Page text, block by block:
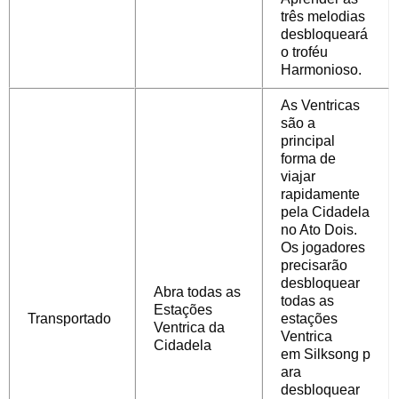
três melodias
desbloqueará
o troféu
Harmonioso.
Transportado
Abra todas as
Estações
Ventrica da
Cidadela
As Ventricas
são a
principal
forma de
viajar
rapidamente
pela Cidadela
no Ato Dois.
Os jogadores
precisarão
desbloquear
todas as
estações
Ventrica
em Silksong p
ara
desbloquear